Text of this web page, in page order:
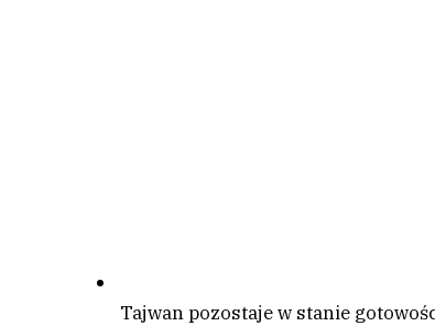
Tajwan pozostaje w stanie